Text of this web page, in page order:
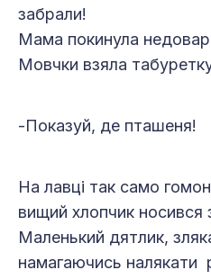
забрали!
Мама покинула
Мовчки взяла
-Показуй, де пташеня!
На лавці так само
вищий хлопчик носився
Маленький дятлик,
намагаючись налякати